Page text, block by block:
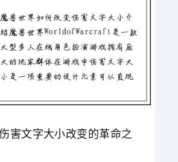
害文字大小改变的革命之